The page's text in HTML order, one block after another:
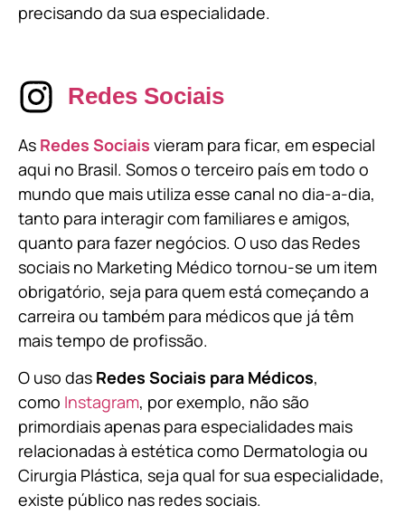
precisando da sua especialidade.
Redes Sociais
As Redes Sociais vieram para ficar, em especial
aqui no Brasil. Somos o terceiro país em todo o
mundo que mais utiliza esse canal no dia-a-dia,
tanto para interagir com familiares e amigos,
quanto para fazer negócios. O uso das Redes
sociais no Marketing Médico tornou-se um item
obrigatório, seja para quem está começando a
carreira ou também para médicos que já têm
mais tempo de profissão.
O uso das Redes Sociais para Médicos,
como Instagram, por exemplo, não são
primordiais apenas para especialidades mais
relacionadas à estética como Dermatologia ou
Cirurgia Plástica, seja qual for sua especialidade,
existe público nas redes sociais.